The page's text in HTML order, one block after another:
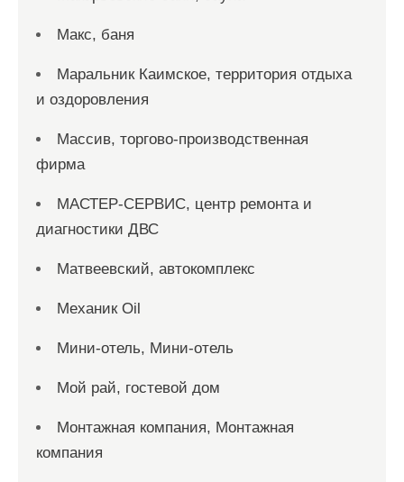
Макс, баня
Маральник Каимское, территория отдыха
и оздоровления
Массив, торгово-производственная
фирма
МАСТЕР-СЕРВИС, центр ремонта и
диагностики ДВС
Матвеевский, автокомплекс
Механик Oil
Мини-отель, Мини-отель
Мой рай, гостевой дом
Монтажная компания, Монтажная
компания